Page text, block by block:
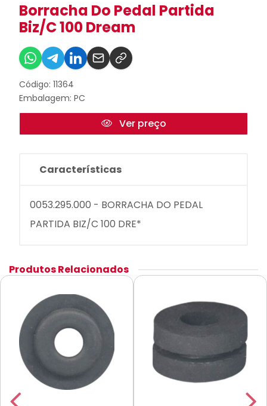
Borracha Do Pedal Partida
Biz/C 100 Dream
Código: 11364
Embalagem: PC
Ver preço
Características
0053.295.000 - BORRACHA DO PEDAL
PARTIDA BIZ/C 100 DRE*
Produtos Relacionados